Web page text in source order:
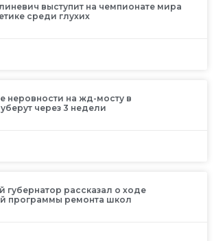
выступит на чемпионате мира
среди глухих
неровности на жд-мосту в
через 3 недели
губернатор рассказал о ходе
программы ремонта школ